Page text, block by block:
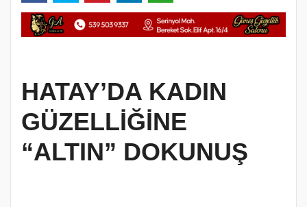
HATAY’DA KADIN
GÜZELLİĞİNE
“ALTIN” DOKUNUŞ